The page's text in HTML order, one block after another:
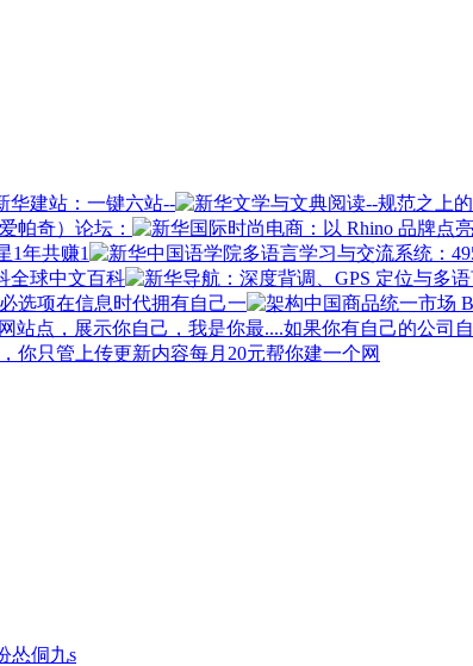
华建站：一键六站--
帕奇）论坛：
1年共赚1
全球中文百科
在信息时代拥有自己一
如果你有自己的公司自
每月20元帮你建一个网
怂侗九s